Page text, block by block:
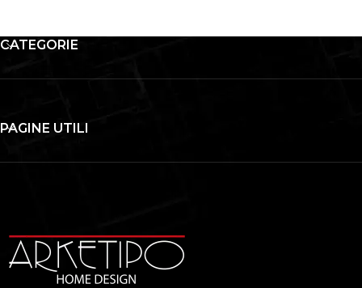
CATEGORIE
PAGINE UTILI